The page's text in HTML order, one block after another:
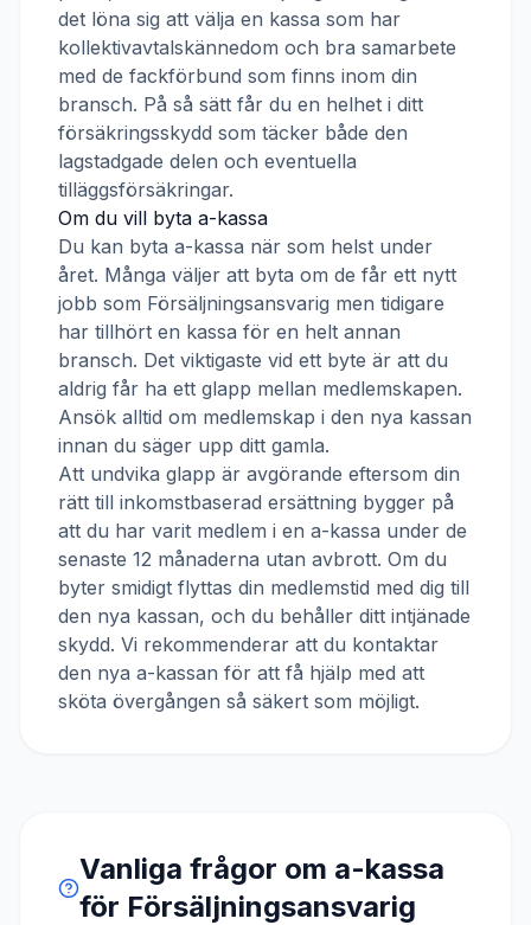
det löna sig att välja en kassa som har
kollektivavtalskännedom och bra samarbete
med de fackförbund som finns inom din
bransch. På så sätt får du en helhet i ditt
försäkringsskydd som täcker både den
lagstadgade delen och eventuella
tilläggsförsäkringar.
Om du vill byta a-kassa
Du kan byta a-kassa när som helst under
året. Många väljer att byta om de får ett nytt
jobb som Försäljningsansvarig men tidigare
har tillhört en kassa för en helt annan
bransch. Det viktigaste vid ett byte är att du
aldrig får ha ett glapp mellan medlemskapen.
Ansök alltid om medlemskap i den nya kassan
innan du säger upp ditt gamla.
Att undvika glapp är avgörande eftersom din
rätt till inkomstbaserad ersättning bygger på
att du har varit medlem i en a-kassa under de
senaste 12 månaderna utan avbrott. Om du
byter smidigt flyttas din medlemstid med dig till
den nya kassan, och du behåller ditt intjänade
skydd. Vi rekommenderar att du kontaktar
den nya a-kassan för att få hjälp med att
sköta övergången så säkert som möjligt.
Vanliga frågor om a-kassa
för Försäljningsansvarig